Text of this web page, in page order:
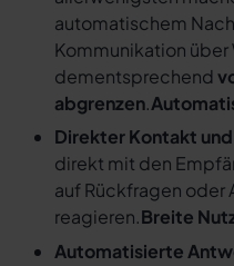
automatischem
Kommunikation über
dementsprechend
abgrenzen.
Direkter Kontakt
direkt mit den
auf Rückfragen oder
reagieren.Breite
Automatisierte